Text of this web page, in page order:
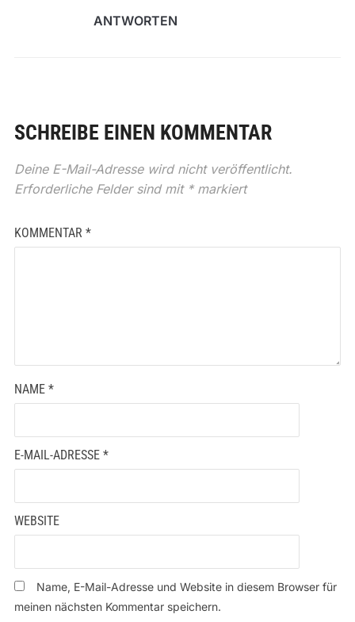
ANTWORTEN
SCHREIBE EINEN KOMMENTAR
Deine E-Mail-Adresse wird nicht veröffentlicht.
Erforderliche Felder sind mit *markiert
KOMMENTAR *
NAME *
E-MAIL-ADRESSE *
WEBSITE
Name, E-Mail-Adresse und Website in diesem Browser für
meinen nächsten Kommentar speichern.